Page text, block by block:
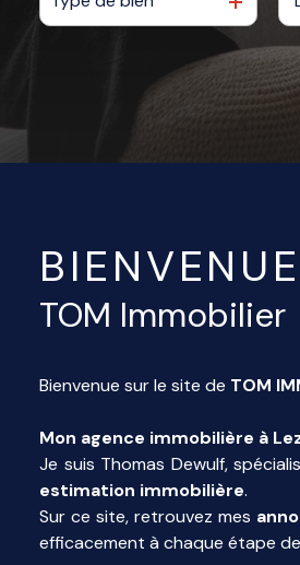
ME
TOM Immobilier
Bienvenue sur le site de TOM
Mon agence immobilière à
Je suis Thomas Dewulf,
estimation immobilière.
Sur ce site, retrouvez mes
efficacement à chaque étape